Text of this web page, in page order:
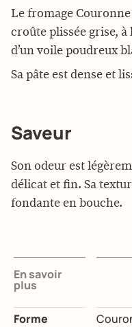
Le fromage
croûte plissée grise,
d’un voile poudreux
Sa pâte est dense et
Saveur
Son odeur est
délicat et fin. Sa
fondante en bouche.
En savoir
plus
Forme